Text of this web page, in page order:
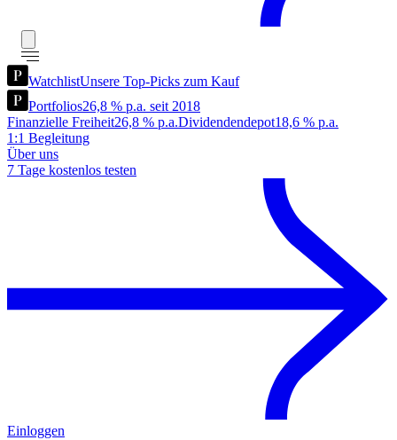
WatchlistUnsere Top-Picks zum Kauf
Portfolios26,8 % p.a. seit 2018
Finanzielle Freiheit26,8 % p.a.Dividendendepot18,6 % p.a.
1:1 Begleitung
Über uns
7 Tage kostenlos testen
Einloggen